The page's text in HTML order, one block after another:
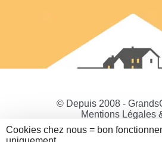
© Depuis 2008 -
Mentions Légales
Politique de
Gestion des
Cookies chez nous = bon